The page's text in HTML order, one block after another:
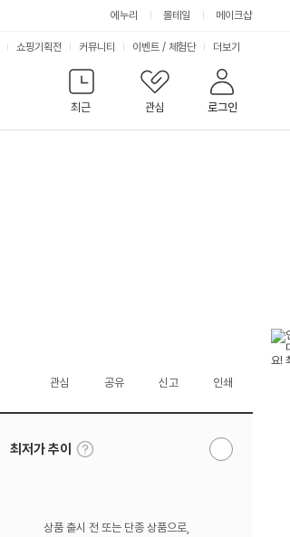
에누리 몰테일 메이크샵
최근
관심 로그인
쇼핑기획전 커뮤니티 이벤트 / 체험단 서
비
스
더보기
관심 공유 신고 인쇄
최저가 추이
툴
팁
알
상품 출시 전 또는 단종 상품으로,